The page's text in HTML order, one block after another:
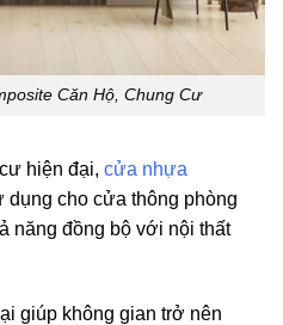
Căn Hộ, Chung Cư
hiện đại, cửa nhựa
cho cửa thông phòng
năng đồng bộ với nội thất
giúp không gian trở nên